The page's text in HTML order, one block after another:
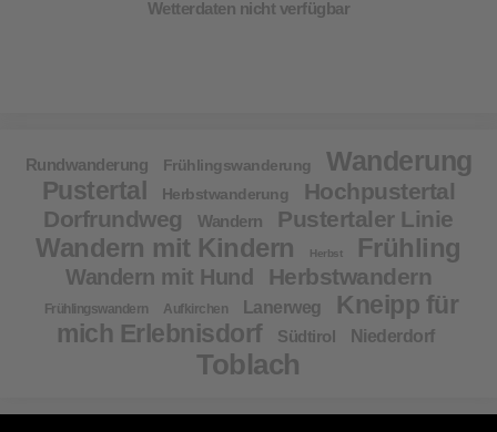
Wetterdaten nicht verfügbar
Rundwanderung Frühlingswanderung Wanderung
Pustertal Herbstwanderung
Hochpustertal
Dorfrundweg
Wandern Pustertaler Linie
Wandern mit Kindern Herbst Frühling
Wandern mit Hund Herbstwandern
Frühlingswandern Aufkirchen Lanerweg
Kneipp für
mich Erlebnisdorf
Südtirol Niederdorf
Toblach